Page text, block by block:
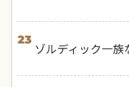
23
ゾルディック一族